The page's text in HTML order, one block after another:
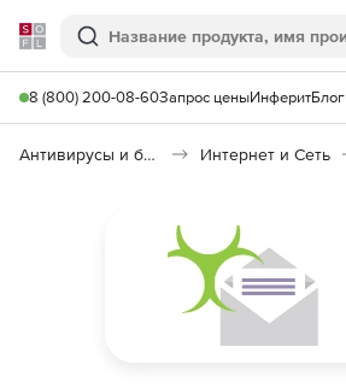
Softline
Поиск
8 (800) 200-08-60Запрос ценыИнферитБлог
Антивирусы и безопасность Интернет и Сеть